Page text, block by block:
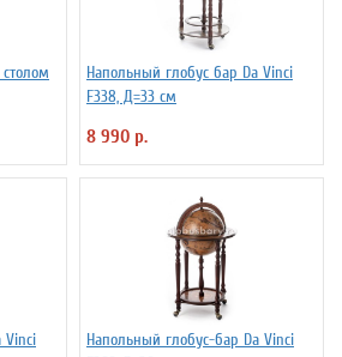
Напольный глобус бар Da Vinci
F338, Д=33 см
8 990 р.
Vinci
Напольный глобус-бар Da Vinci